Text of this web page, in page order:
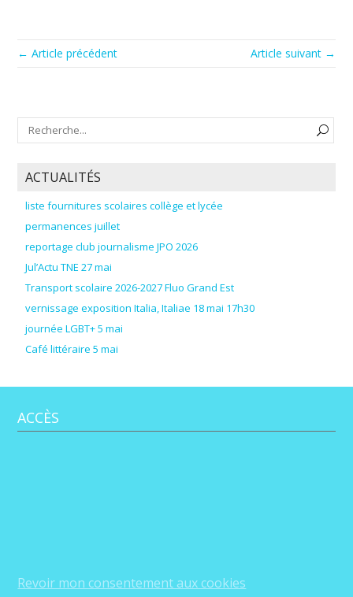
← Article précédent Article suivant →
ACTUALITÉS
liste fournitures scolaires collège et lycée
permanences juillet
reportage club journalisme JPO 2026
Jul’Actu TNE 27 mai
Transport scolaire 2026-2027 Fluo Grand Est
vernissage exposition Italia, Italiae 18 mai 17h30
journée LGBT+ 5 mai
Café littéraire 5 mai
ACCÈS
Revoir mon consentement aux cookies